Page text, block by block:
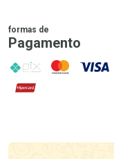
formas de
Pagamento
PIX MasterCard
VISA
Hipercard